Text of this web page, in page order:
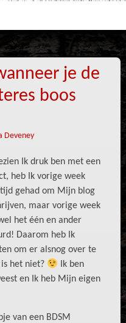
je de
boos
Deveney
Ik druk ben met een
heb Ik vorige week
gehad om Mijn blog
maar vorige week
het één en ander
Daarom heb Ik
om er alsnog over te
het niet?
Ik ben
en Ik heb Mijn eigen
van een BDSM